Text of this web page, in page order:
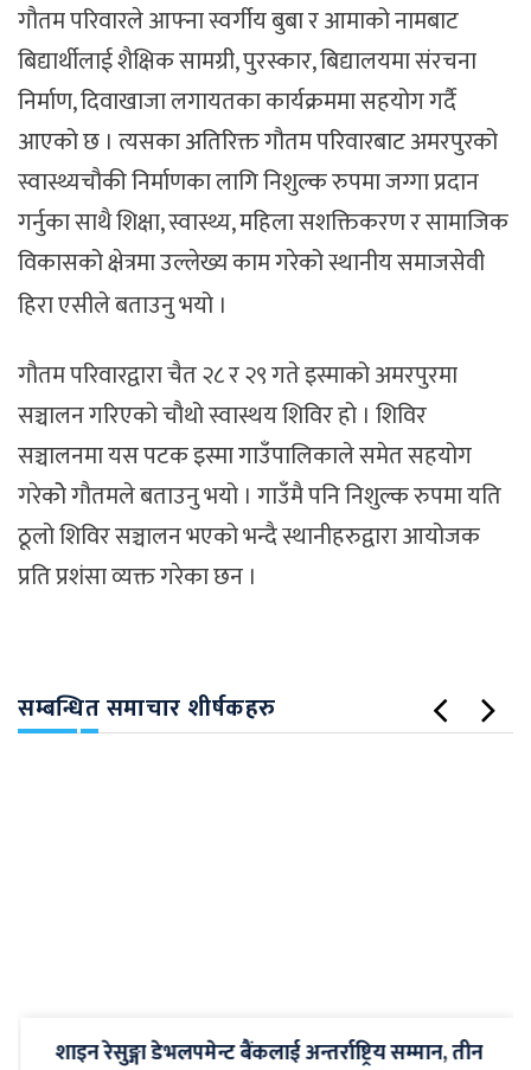
गौतम परिवारले आफ्ना स्वर्गीय बुबा र आमाको नामबाट
बिद्यार्थीलाई शैक्षिक सामग्री, पुरस्कार, बिद्यालयमा संरचना
निर्माण, दिवाखाजा लगायतका कार्यक्रममा सहयोग गर्दै
आएको छ । त्यसका अतिरिक्त गौतम परिवारबाट अमरपुरको
स्वास्थ्यचौकी निर्माणका लागि निशुल्क रुपमा जग्गा प्रदान
गर्नुका साथै शिक्षा, स्वास्थ्य, महिला सशक्तिकरण र सामाजिक
विकासको क्षेत्रमा उल्लेख्य काम गरेको स्थानीय समाजसेवी
हिरा एसीले बताउनु भयो ।
गौतम परिवारद्वारा चैत २८ र २९ गते इस्माको अमरपुरमा
सञ्चालन गरिएको चौथो स्वास्थय शिविर हो । शिविर
सञ्चालनमा यस पटक इस्मा गाउँपालिकाले समेत सहयोग
गरेकोे गौतमले बताउनु भयो । गाउँमै पनि निशुल्क रुपमा यति
ठूलो शिविर सञ्चालन भएको भन्दै स्थानीहरुद्वारा आयोजक
प्रति प्रशंसा व्यक्त गरेका छन ।
सम्बन्धित समाचार शीर्षकहरु
शाइन रेसुङ्गा डेभलपमेन्ट बैंकलाई अन्तर्राष्ट्रिय सम्मान, तीन